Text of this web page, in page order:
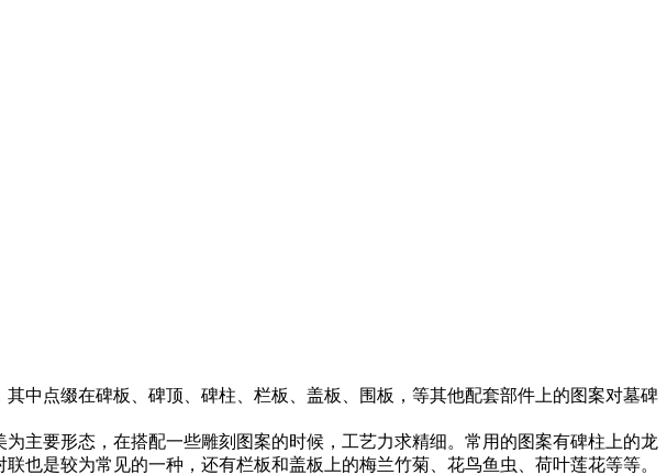
中点缀在碑板、碑顶、碑柱、栏板、盖板、围板，等其他配套部件上的图案对墓碑
主要形态，在搭配一些雕刻图案的时候，工艺力求精细。常用的图案有碑柱上的龙
也是较为常见的一种，还有栏板和盖板上的梅兰竹菊、花鸟鱼虫、荷叶莲花等等。